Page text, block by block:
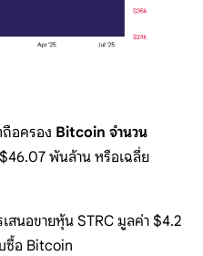
อครอง Bitcoin จำนวน
พันล้าน หรือเฉลี่ย
นอขายหุ้น STRC มูลค่า $4.2
ซื้อ Bitcoin